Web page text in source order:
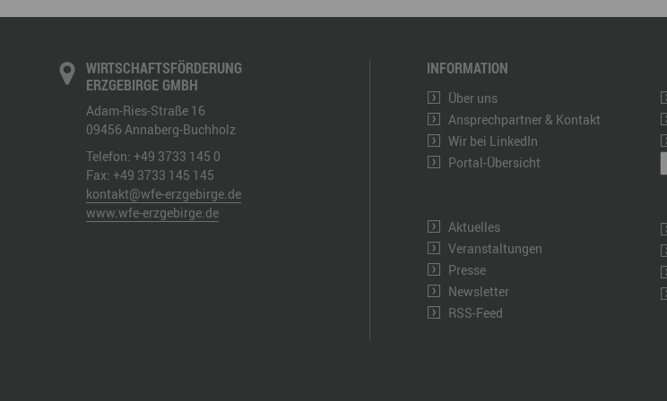
WIRTSCHAFTSFÖRDERUNG
ERZGEBIRGE GMBH
Adam-Ries-Straße 16
09456 Annaberg-Buchholz
Telefon: +49 3733 145 0
Fax: +49 3733 145 145
kontakt@wfe-erzgebirge.de
www.wfe-erzgebirge.de
INFORMATION
Über uns
Ansprechpartner & Kontakt
Wir bei LinkedIn
Portal-Übersicht
Aktuelles
Veranstaltungen
Presse
Newsletter
RSS-Feed